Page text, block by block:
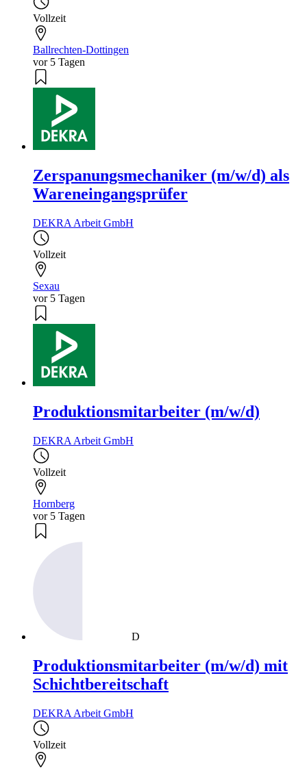
Vollzeit
Ballrechten-Dottingen
vor 5 Tagen
Zerspanungsmechaniker (m/w/d) als
Wareneingangsprüfer
DEKRA Arbeit GmbH
Vollzeit
Sexau
vor 5 Tagen
Produktionsmitarbeiter (m/w/d)
DEKRA Arbeit GmbH
Vollzeit
Hornberg
vor 5 Tagen
D
Produktionsmitarbeiter (m/w/d) mit
Schichtbereitschaft
DEKRA Arbeit GmbH
Vollzeit